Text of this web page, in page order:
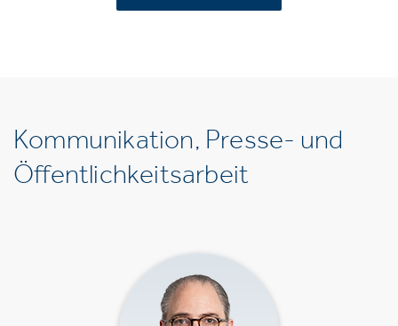
Kommunikation, Presse- und
Öffentlichkeitsarbeit